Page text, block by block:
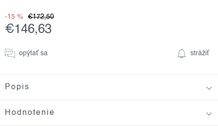
€172,50
-15 %
€146,63
cena:opýtať sa strážiť
Popis
Hodnotenie